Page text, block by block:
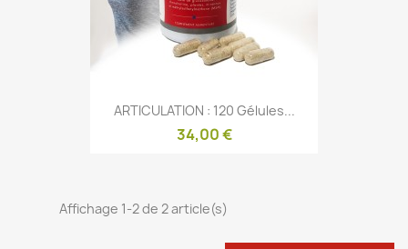
ARTICULATION : 120 Gélules...
34,00 €
Affichage 1-2 de 2 article(s)